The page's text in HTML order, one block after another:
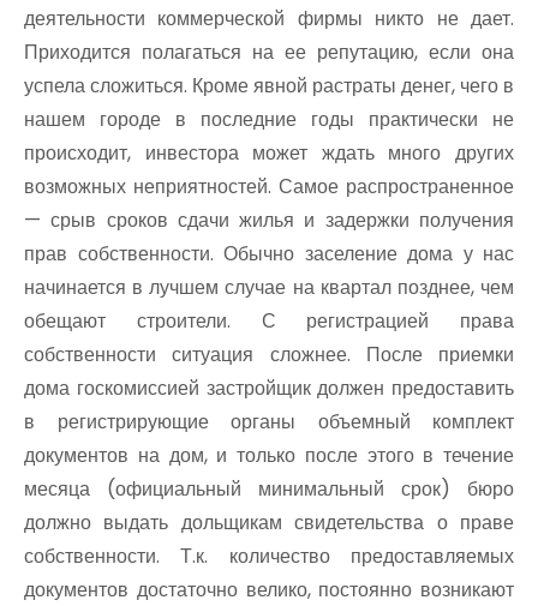
деятельности коммерческой фирмы никто не дает.
Приходится полагаться на ее репутацию, если она
успела сложиться. Кроме явной растраты денег, чего в
нашем городе в последние годы практически не
происходит, инвестора может ждать много других
возможных неприятностей. Самое распространенное
— срыв сроков сдачи жилья и задержки получения
прав собственности. Обычно заселение дома у нас
начинается в лучшем случае на квартал позднее, чем
обещают строители. С регистрацией права
собственности ситуация сложнее. После приемки
дома госкомиссией застройщик должен предоставить
в регистрирующие органы объемный комплект
документов на дом, и только после этого в течение
месяца (официальный минимальный срок) бюро
должно выдать дольщикам свидетельства о праве
собственности. Т.к. количество предоставляемых
документов достаточно велико, постоянно возникают